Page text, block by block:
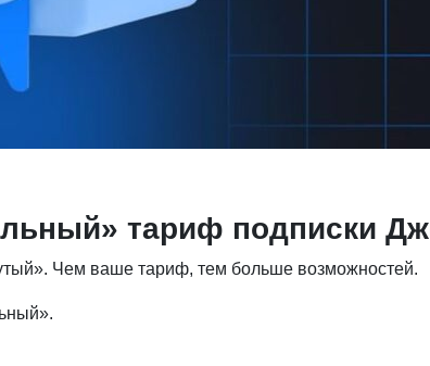
тариф подписки
Чем ваше тариф, тем больше возможностей.